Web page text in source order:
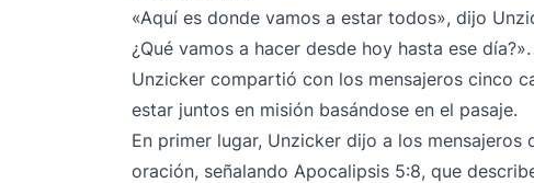
«Aquí es donde vamos a estar todos», dijo
¿Qué vamos a hacer desde hoy hasta ese día?».
Unzicker compartió con los mensajeros cinco
estar juntos en misión basándose en el pasaje.
En primer lugar, Unzicker dijo a los mensajeros
oración, señalando Apocalipsis 5:8, que